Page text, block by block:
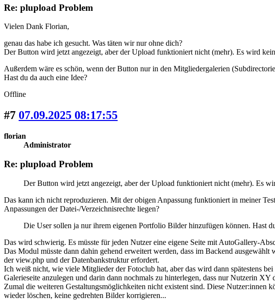
Re: plupload Problem
Vielen Dank Florian,
genau das habe ich gesucht. Was täten wir nur ohne dich?
Der Button wird jetzt angezeigt, aber der Upload funktioniert nicht (mehr). Es wird
Außerdem wäre es schön, wenn der Button nur in den Mitgliedergalerien
Hast du da auch eine Idee?
Offline
#7 07.09.2025 08:17:55
florian
Administrator
Re: plupload Problem
Der Button wird jetzt angezeigt, aber der Upload funktioniert nicht (mehr). Es
Das kann ich nicht reproduzieren. Mit der obigen Anpassung funktioniert in meiner
Anpassungen der Datei-/Verzeichnisrechte liegen?
Die User sollen ja nur ihrem eigenen Portfolio Bilder hinzufügen können. Hast
Das wird schwierig. Es müsste für jeden Nutzer eine eigene Seite mit AutoGallery-
Das Modul müsste dann dahin gehend erweitert werden, dass im Backend
der view.php und der Datenbankstruktur erfordert.
Ich weiß nicht, wie viele Mitglieder der Fotoclub hat, aber das wird dann spätestens
Galerieseite anzulegen und darin dann nochmals zu hinterlegen, dass nur Nutzerin XY
Zumal die weiteren Gestaltungsmöglichkeiten nicht existent sind. Diese Nutzer:innen
wieder löschen, keine gedrehten Bilder korrigieren...